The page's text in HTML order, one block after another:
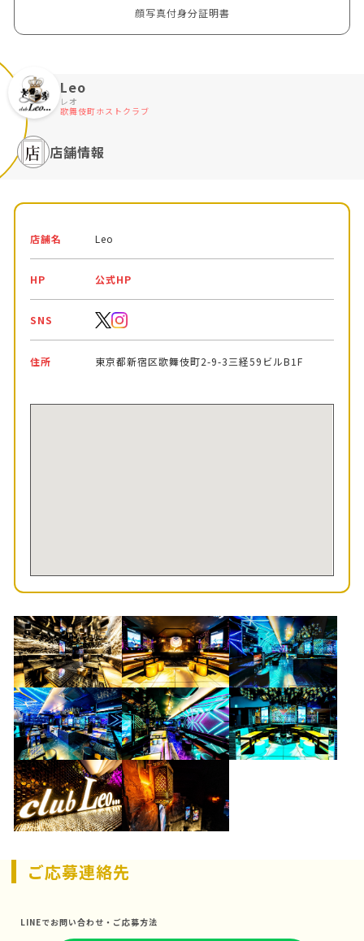
顔写真付身分証明書
Leo
レオ
歌舞伎町ホストクラブ
店舗情報
店舗名 Leo
HP 公式HP
SNS
住所 東京都新宿区歌舞伎町2-9-3三経59ビルB1F
ご応募連絡先
LINEでお問い合わせ・ご応募方法